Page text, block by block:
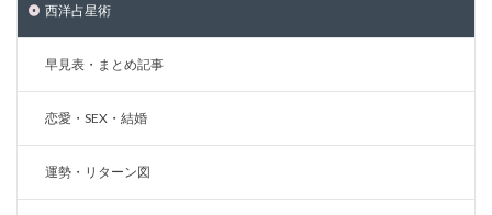
西洋占星術
早見表・まとめ記事
恋愛・SEX・結婚
運勢・リターン図